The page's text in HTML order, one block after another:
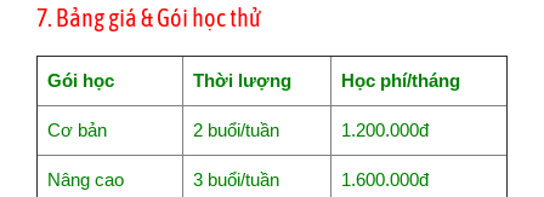
7. Bảng giá & Gói học thử
Gói học Thời lượng Học phí/tháng
Cơ bản 2 buổi/tuần 1.200.000đ
Nâng cao 3 buổi/tuần 1.600.000đ